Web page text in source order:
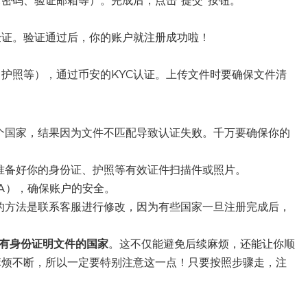
。验证通过后，你的账户就注册成功啦！
照等），通过币安的KYC认证。上传文件时要确保文件清
家，结果因为文件不匹配导致认证失败。千万要确保你的
好你的身份证、护照等有效证件扫描件或照片。
，确保账户的安全。
法是联系客服进行修改，因为有些国家一旦注册完成后，
身份证明文件的国家。这不仅能避免后续麻烦，还能让你顺
不断，所以一定要特别注意这一点！只要按照步骤走，注